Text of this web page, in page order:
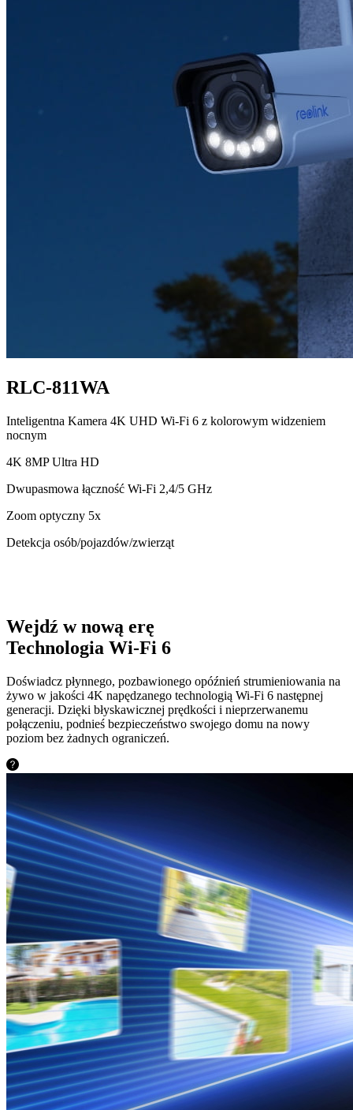
RLC-811WA
Inteligentna Kamera 4K UHD Wi‑Fi 6 z kolorowym widzeniem
nocnym
4K 8MP Ultra HD
Dwupasmowa łączność Wi-Fi 2,4/5 GHz
Zoom optyczny 5x
Detekcja osób/pojazdów/zwierząt
Wejdź w nową erę
Technologia Wi-Fi 6
Doświadcz płynnego, pozbawionego opóźnień strumieniowania na
żywo w jakości 4K napędzanego technologią Wi‑Fi 6 następnej
generacji. Dzięki błyskawicznej prędkości i nieprzerwanemu
połączeniu, podnieś bezpieczeństwo swojego domu na nowy
poziom bez żadnych ograniczeń.